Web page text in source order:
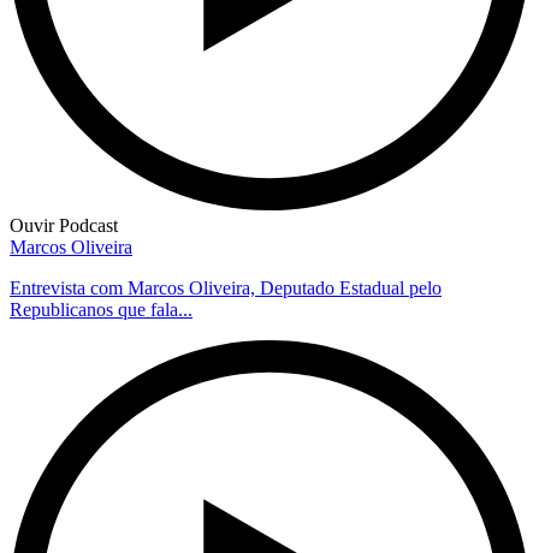
Ouvir Podcast
Marcos Oliveira
Entrevista com Marcos Oliveira, Deputado Estadual pelo
Republicanos que fala...